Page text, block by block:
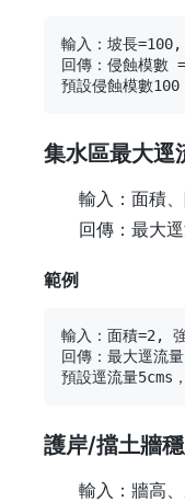
輸入：坡長
回傳：侵蝕模數
集水區最大逕
輸入：面積
回傳：最大
範例
輸入：面積=2,
回傳：最大逕流
護岸/擋土牆
輸入：牆高